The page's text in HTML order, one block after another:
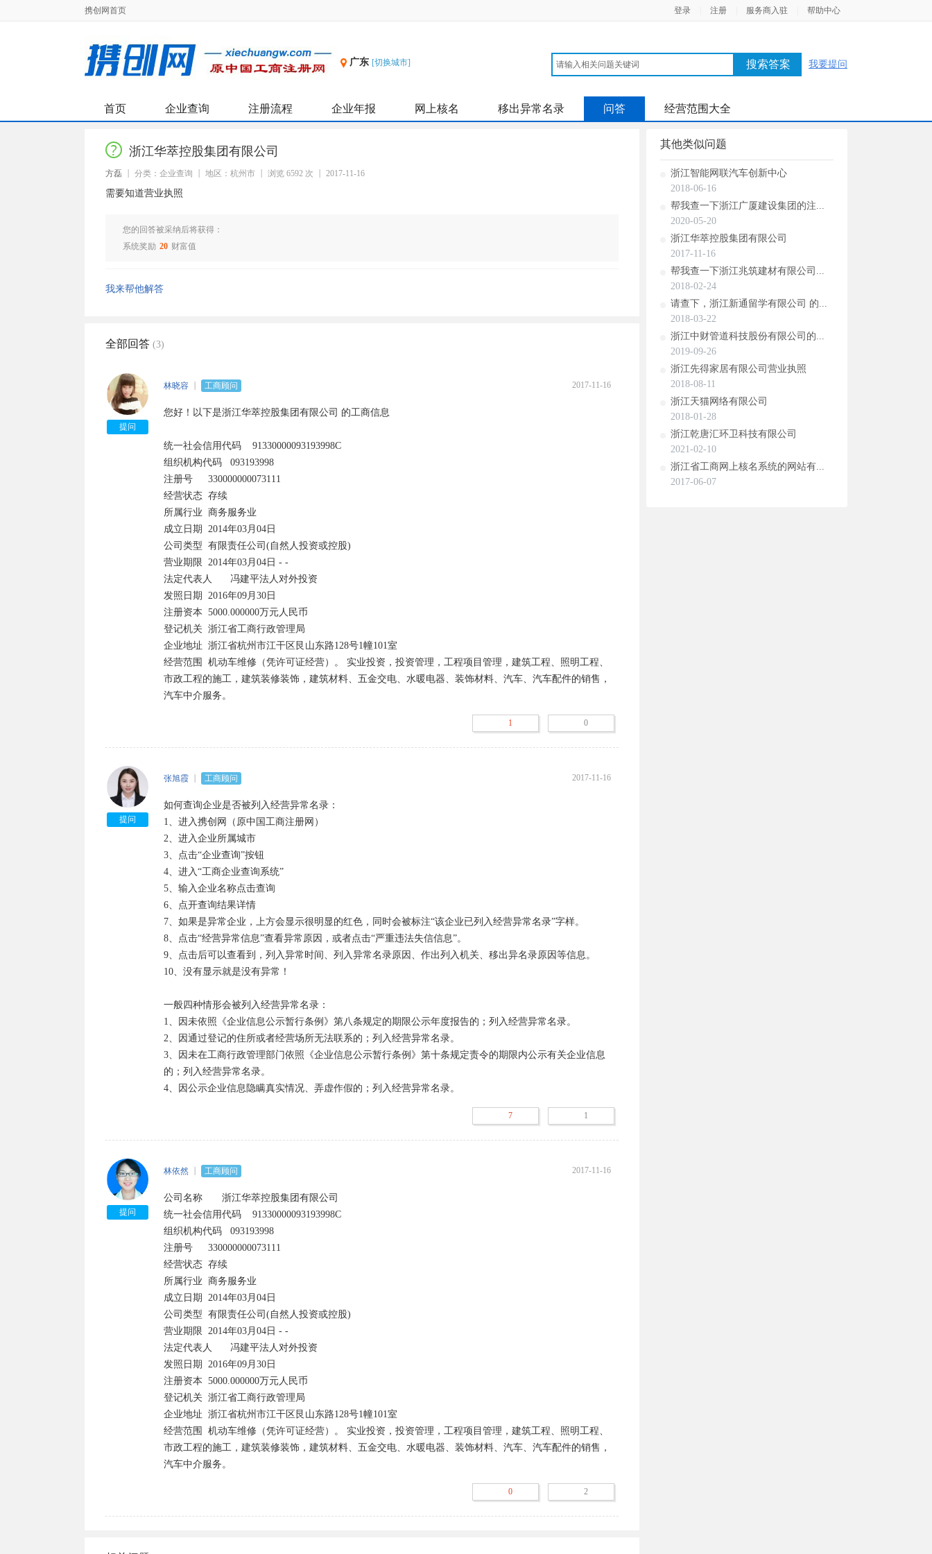
携创网首页 登录 注册 服务商入驻 帮助中心
广东 [切换城市] 搜索答案 我要提问
首页 企业查询 注册流程 企业年报 网上核名 移出异常名录 问答 经营范围大全
浙江华萃控股集团有限公司
方磊 分类：企业查询 地区：杭州市 浏览 6592 次 2017-11-16
需要知道营业执照
您的回答被采纳后将获得：
系统奖励 20 财富值
我来帮他解答
全部回答 (3)
提问
林晓容 工商顾问 2017-11-16
您好！以下是浙江华萃控股集团有限公司 的工商信息
统一社会信用代码	91330000093193998C
组织机构代码	093193998
注册号	330000000073111
经营状态	存续
所属行业	商务服务业
成立日期	2014年03月04日
公司类型	有限责任公司(自然人投资或控股)
营业期限	2014年03月04日 - -
法定代表人	冯建平法人对外投资
发照日期	2016年09月30日
注册资本	5000.000000万元人民币
登记机关	浙江省工商行政管理局
企业地址	浙江省杭州市江干区艮山东路128号1幢101室
经营范围	机动车维修（凭许可证经营）。 实业投资，投资管理，工程项目管理，建筑工程、照明工程、
市政工程的施工，建筑装修装饰，建筑材料、五金交电、水暖电器、装饰材料、汽车、汽车配件的销售，
汽车中介服务。
1 0
提问
张旭霞 工商顾问 2017-11-16
如何查询企业是否被列入经营异常名录：
1、进入携创网（原中国工商注册网）
2、进入企业所属城市
3、点击“企业查询”按钮
4、进入“工商企业查询系统”
5、输入企业名称点击查询
6、点开查询结果详情
7、如果是异常企业，上方会显示很明显的红色，同时会被标注“该企业已列入经营异常名录”字样。
8、点击“经营异常信息”查看异常原因，或者点击“严重违法失信信息”。
9、点击后可以查看到，列入异常时间、列入异常名录原因、作出列入机关、移出异名录原因等信息。
10、没有显示就是没有异常！
一般四种情形会被列入经营异常名录：
1、因未依照《企业信息公示暂行条例》第八条规定的期限公示年度报告的；列入经营异常名录。
2、因通过登记的住所或者经营场所无法联系的；列入经营异常名录。
3、因未在工商行政管理部门依照《企业信息公示暂行条例》第十条规定责令的期限内公示有关企业信息
的；列入经营异常名录。
4、因公示企业信息隐瞒真实情况、弄虚作假的；列入经营异常名录。
7 1
提问
林依然 工商顾问 2017-11-16
公司名称       浙江华萃控股集团有限公司
统一社会信用代码	91330000093193998C
组织机构代码	093193998
注册号   	330000000073111
经营状态	存续
所属行业	商务服务业
成立日期	2014年03月04日
公司类型	有限责任公司(自然人投资或控股)
营业期限	2014年03月04日 - -
法定代表人	冯建平法人对外投资
发照日期	2016年09月30日
注册资本	5000.000000万元人民币
登记机关	浙江省工商行政管理局
企业地址	浙江省杭州市江干区艮山东路128号1幢101室
经营范围	机动车维修（凭许可证经营）。 实业投资，投资管理，工程项目管理，建筑工程、照明工程、
市政工程的施工，建筑装修装饰，建筑材料、五金交电、水暖电器、装饰材料、汽车、汽车配件的销售，
汽车中介服务。
0 2
其他类似问题
浙江智能网联汽车创新中心
2018-06-16
帮我查一下浙江广厦建设集团的注...
2020-05-20
浙江华萃控股集团有限公司
2017-11-16
帮我查一下浙江兆筑建材有限公司...
2018-02-24
请查下，浙江新通留学有限公司 的...
2018-03-22
浙江中财管道科技股份有限公司的...
2019-09-26
浙江先得家居有限公司营业执照
2018-08-11
浙江天猫网络有限公司
2018-01-28
浙江乾唐汇环卫科技有限公司
2021-02-10
浙江省工商网上核名系统的网站有...
2017-06-07